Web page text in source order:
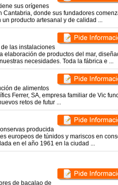
sus orígenes
Cantabria, donde sus fundadores
producto artesanal y de calidad ...
las instalaciones
elaboración de productos del mar,
necesidades. Toda la fábrica e ...
de alimentos
Ferrer, SA, empresa familiar de Vic
retos de futur ...
producida
europeos de túnidos y mariscos en
en el año 1961 en la ciudad ...
de bacalao de